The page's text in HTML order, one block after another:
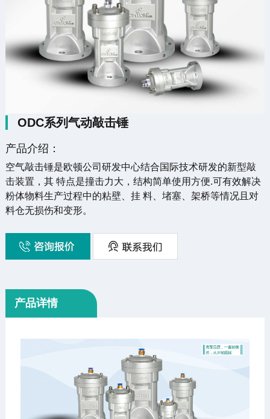
ODC系列气动敲击锤
产品介绍：
空气敲击锤是欧顿公司研发中心结合国际技术研发的新型敲
击装置，其 特点是撞击力大，结构简单使用方便.可有效解决
粉体物料生产过程中的粘壁、挂 料、堵塞、架桥等情况且对
料仓无损伤和变形。
产品详情